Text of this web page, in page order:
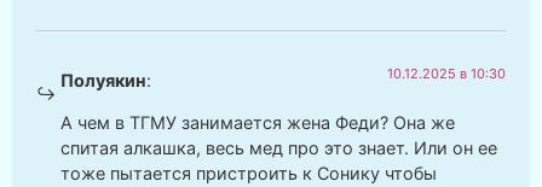
Полуякин: 10.12.2025 в 10:30
А чем в ТГМУ занимается жена Феди? Она же
спитая алкашка, весь мед про это знает. Или он ее
тоже пытается пристроить к Сонику чтобы